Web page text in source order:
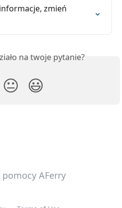
zmień
na twoje pytanie?
😐 😃